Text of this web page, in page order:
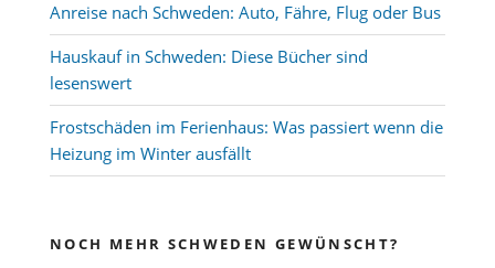
Anreise nach Schweden: Auto, Fähre, Flug oder Bus
Hauskauf in Schweden: Diese Bücher sind
lesenswert
Frostschäden im Ferienhaus: Was passiert wenn die
Heizung im Winter ausfällt
NOCH MEHR SCHWEDEN GEWÜNSCHT?